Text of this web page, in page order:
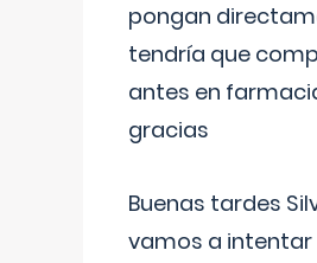
pongan
tendría que
antes en
gracias
Buenas tardes
vamos a intentar